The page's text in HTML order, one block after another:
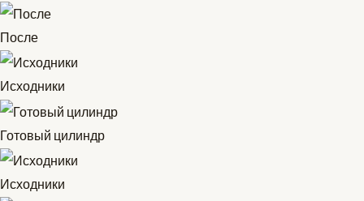
После
Исходники
Готовый цилиндр
Исходники